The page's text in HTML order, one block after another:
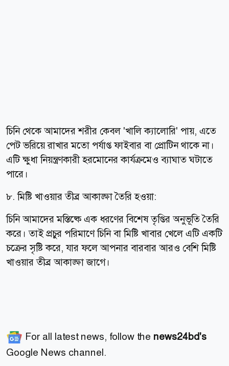
চিনি থেকে আমাদের শরীর কেবল 'খালি ক্যালোরি' পায়, এতে
পেট ভরিয়ে রাখার মতো পর্যাপ্ত ফাইবার বা প্রোটিন থাকে না।
এটি ক্ষুধা নিয়ন্ত্রণকারী হরমোনের কার্যক্রমেও ব্যাঘাত ঘটাতে
পারে।
৮. মিষ্টি খাওয়ার তীব্র আকাঙ্ক্ষা তৈরি হওয়া:
চিনি আমাদের মস্তিষ্কে এক ধরণের বিশেষ তৃপ্তির অনুভূতি তৈরি
করে। তাই প্রচুর পরিমাণে চিনি বা মিষ্টি খাবার খেলে এটি একটি
চক্রের সৃষ্টি করে, যার ফলে আপনার বারবার আরও বেশি মিষ্টি
খাওয়ার তীব্র আকাঙ্ক্ষা জাগে।
For all latest news, follow the news24bd's
Google News channel.